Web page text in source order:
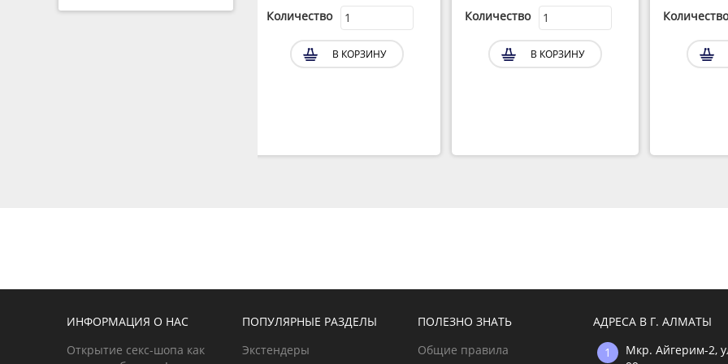
Количество
Количество
В КОРЗИНУ
Количество
В КОРЗИНУ
Количество
ИНФОРМАЦИЯ О НАС
Открытие секс-шопа как
ПОПУЛЯРНЫЕ РАЗДЕЛЫ
Экстендеры
ПОЛЕЗНО ЗНАТЬ
Общие правила
АДРЕСА В Г. АЛМАТЫ
Мкр. Айгерим-2,